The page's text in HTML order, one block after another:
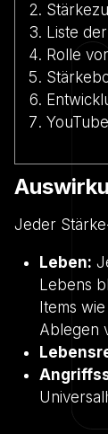
Liste
Rolle
Jeder
Leben:
Lebens
Items
Ablegen